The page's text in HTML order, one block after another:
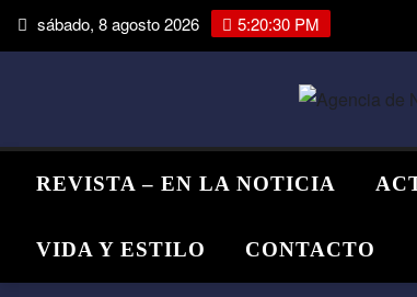
Saltar sábado, 8 agosto 2026 5:20:30 PM
REVISTA – EN LA NOTICIA
VIDA Y ESTILO CONTACTO